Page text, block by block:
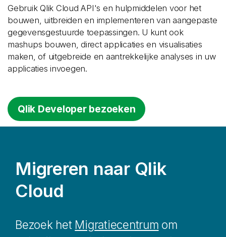
Gebruik Qlik Cloud API's en hulpmiddelen voor het
bouwen, uitbreiden en implementeren van aangepaste
gegevensgestuurde toepassingen. U kunt ook
mashups bouwen, direct applicaties en visualisaties
maken, of uitgebreide en aantrekkelijke analyses in uw
applicaties invoegen.
Qlik Developer bezoeken
Migreren naar Qlik
Cloud
Bezoek het Migratiecentrum om